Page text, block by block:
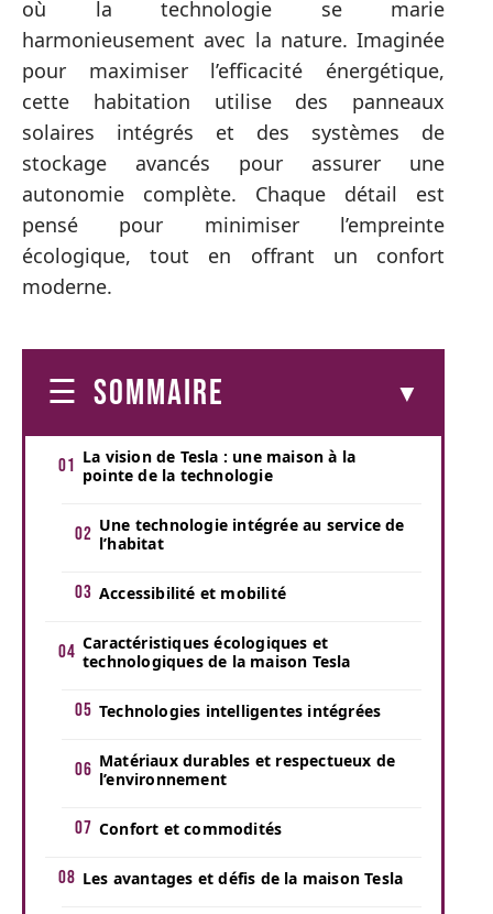
où la technologie se marie
harmonieusement avec la nature. Imaginée
pour maximiser l’efficacité énergétique,
cette habitation utilise des panneaux
solaires intégrés et des systèmes de
stockage avancés pour assurer une
autonomie complète. Chaque détail est
pensé pour minimiser l’empreinte
écologique, tout en offrant un confort
moderne.
SOMMAIRE
La vision de Tesla : une maison à la
pointe de la technologie
Une technologie intégrée au service de
l’habitat
Accessibilité et mobilité
Caractéristiques écologiques et
technologiques de la maison Tesla
Technologies intelligentes intégrées
Matériaux durables et respectueux de
l’environnement
Confort et commodités
Les avantages et défis de la maison Tesla